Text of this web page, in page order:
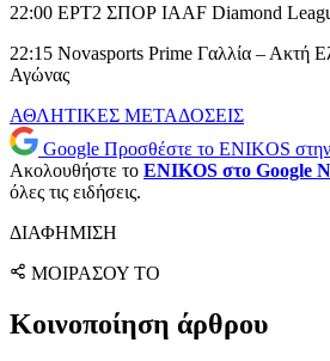
22:00 ΕΡΤ2 ΣΠΟΡ IAAF Diamond
22:15 Novasports Prime Γαλλία – Ακτή
Αγώνας
ΑΘΛΗΤΙΚΕΣ ΜΕΤΑΔΟΣΕΙΣ
Google Προσθέστε το ENIKOS
Ακολουθήστε το ENIKOS στο Google
όλες τις ειδήσεις.
ΔΙΑΦΗΜΙΣΗ
ΜΟΙΡΑΣΟΥ ΤΟ
Κοινοποίηση άρθρου